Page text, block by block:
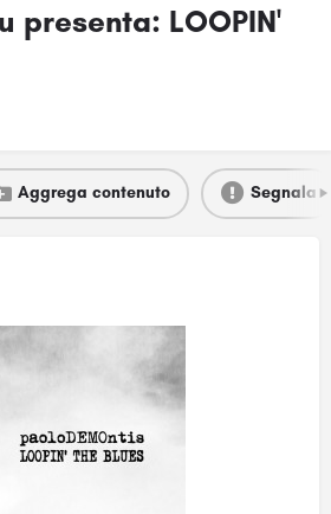
presenta: LOOPIN'
Aggrega contenuto Segnala